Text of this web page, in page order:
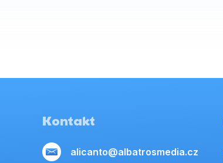
Kontakt
alicanto@albatrosmedia.cz